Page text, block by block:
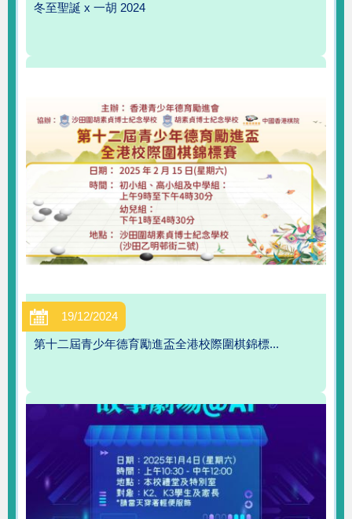
冬至聖誕 x 一胡 2024
19/12/2024
第十二屆青少年德育勵進盃全港校際圍棋錦標...